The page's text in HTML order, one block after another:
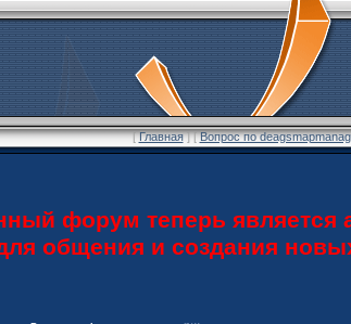
[Главная] [Вопрос по
форум теперь является
общения и создания